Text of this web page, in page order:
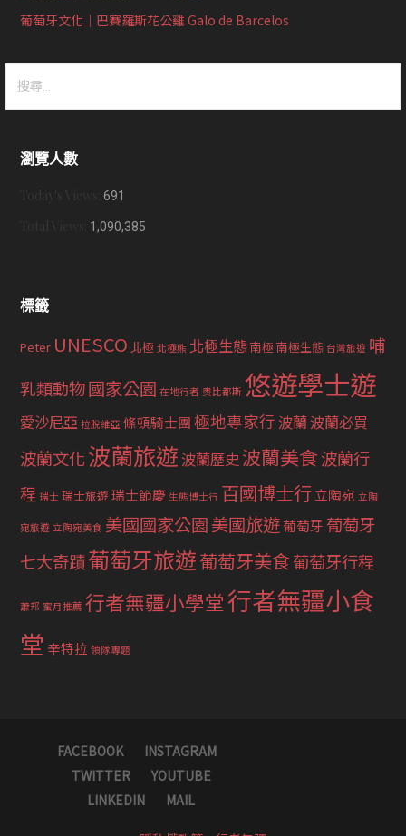
葡萄牙文化｜巴賽羅斯花公雞 Galo de Barcelos
瀏覽人數
Today's Views:691
1,090,385
標籤
Peter UNESCO 北極 北極熊 北極生態南極 南極生態 台灣旅遊 哺
乳類動物國家公園 在地行者 奧比都斯 悠遊學士遊
愛沙尼亞 拉脫維亞 條頓騎士團 極地專家行 波蘭波蘭必買
波蘭文化波蘭旅遊 波蘭歷史波蘭美食波蘭行
程 瑞士 瑞士旅遊 瑞士節慶 生態博士行 百國博士行立陶宛 立陶
宛旅遊 立陶宛美食 美國國家公園美國旅遊葡萄牙 葡萄牙
七大奇蹟葡萄牙旅遊葡萄牙美食葡萄牙行程
蕭邦 蜜月推薦 行者無疆小學堂行者無疆小食
堂 辛特拉 領隊專題
FACEBOOK
INSTAGRAM
TWITTER
YOUTUBE
LINKEDIN
MAIL